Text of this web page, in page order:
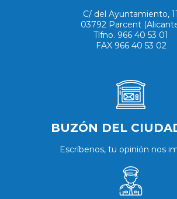
C/ del Ayuntamiento, 11
03792 Parcent
Tlfno. 966 40 53 01
FAX 966 40 53 02
BUZÓN DEL
Escríbenos, tu opinión nos